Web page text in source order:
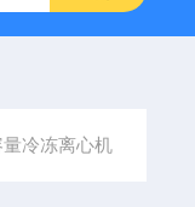
冷冻离心机